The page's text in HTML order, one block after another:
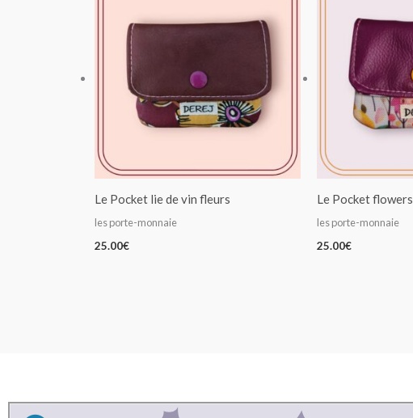
Le Pocket lie de vin fleurs
les porte-monnaie
25.00€
Le Pocket flowers
les porte-monnaie
25.00€